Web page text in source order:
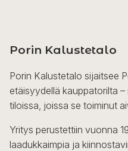
Porin Kalustetalo
Porin Kalustetalo sijaitsee
etäisyydellä kauppatorilta
tiloissa, joissa se toiminut
Yritys perustettiin vuonna
laadukkaimpia ja